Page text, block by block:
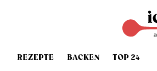
REZEPTE BACKEN TOP 24